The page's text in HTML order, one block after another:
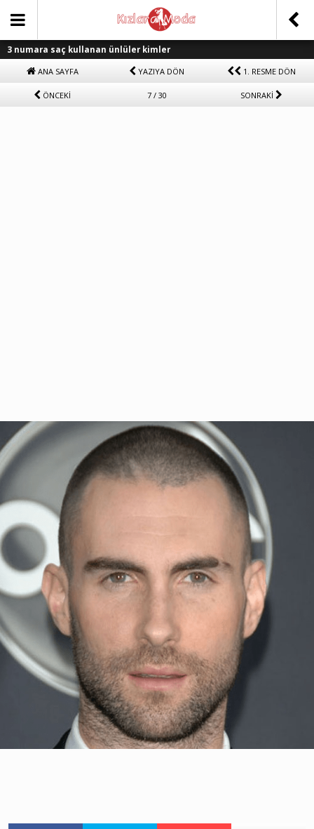
3 numara saç kullanan ünlüler kimler
ANA SAYFA YAZIYA DÖN 1. RESME DÖN
ÖNCEKİ 7 / 30 SONRAKİ